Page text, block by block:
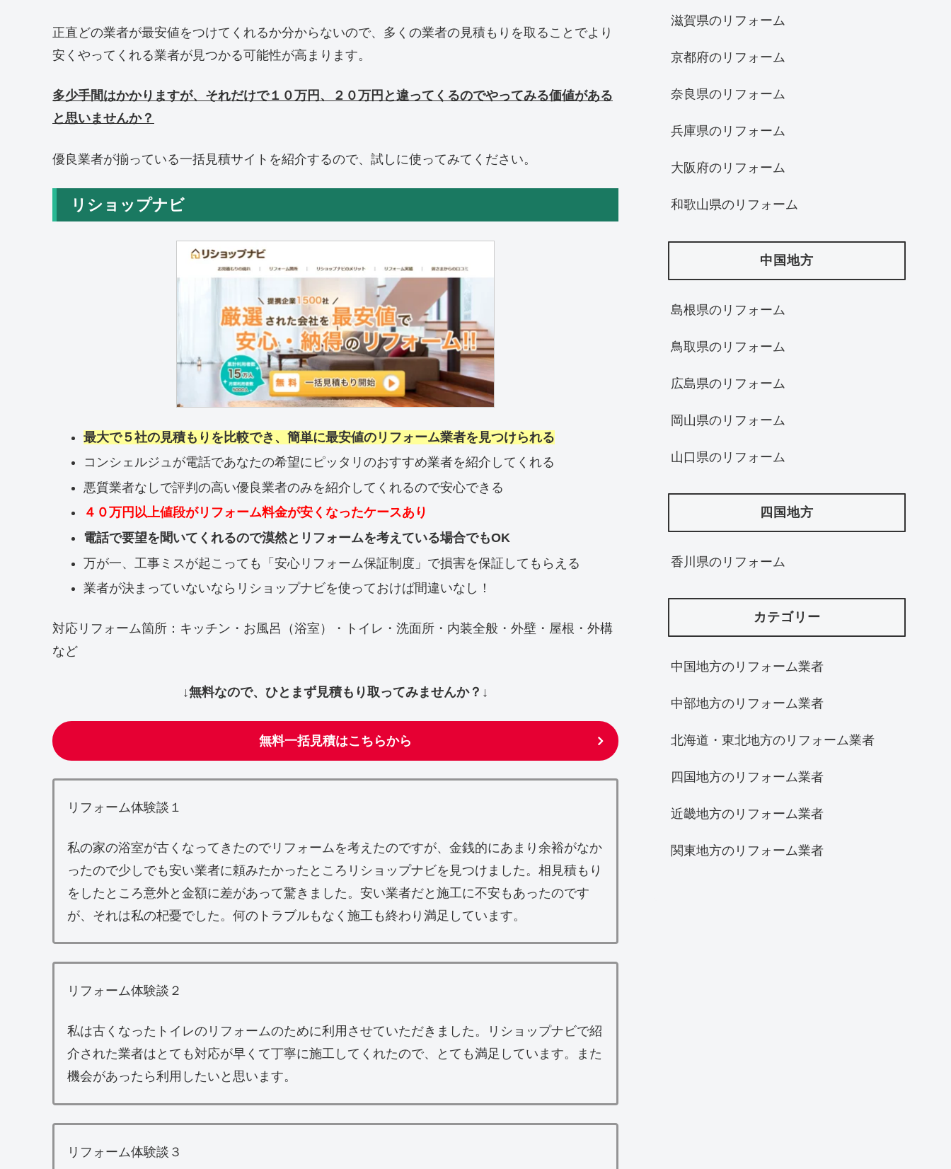
正直どの業者が最安値をつけてくれるか分からないので、多くの業者の見積もりを取ることでより
安くやってくれる業者が見つかる可能性が高まります。
多少手間はかかりますが、それだけで１０万円、２０万円と違ってくるのでやってみる価値がある
と思いませんか？
優良業者が揃っている一括見積サイトを紹介するので、試しに使ってみてください。
リショップナビ
最大で５社の見積もりを比較でき、簡単に最安値のリフォーム業者を見つけられる
コンシェルジュが電話であなたの希望にピッタリのおすすめ業者を紹介してくれる
悪質業者なしで評判の高い優良業者のみを紹介してくれるので安心できる
４０万円以上値段がリフォーム料金が安くなったケースあり
電話で要望を聞いてくれるので漠然とリフォームを考えている場合でもOK
万が一、工事ミスが起こっても「安心リフォーム保証制度」で損害を保証してもらえる
業者が決まっていないならリショップナビを使っておけば間違いなし！
対応リフォーム箇所：キッチン・お風呂（浴室）・トイレ・洗面所・内装全般・外壁・屋根・外構
など
↓無料なので、ひとまず見積もり取ってみませんか？↓
無料一括見積はこちらから
リフォーム体験談１
私の家の浴室が古くなってきたのでリフォームを考えたのですが、金銭的にあまり余裕がなか
ったので少しでも安い業者に頼みたかったところリショップナビを見つけました。相見積もり
をしたところ意外と金額に差があって驚きました。安い業者だと施工に不安もあったのです
が、それは私の杞憂でした。何のトラブルもなく施工も終わり満足しています。
リフォーム体験談２
私は古くなったトイレのリフォームのために利用させていただきました。リショップナビで紹
介された業者はとても対応が早くて丁寧に施工してくれたので、とても満足しています。また
機会があったら利用したいと思います。
リフォーム体験談３
滋賀県のリフォーム
京都府のリフォーム
奈良県のリフォーム
兵庫県のリフォーム
大阪府のリフォーム
和歌山県のリフォーム
中国地方
島根県のリフォーム
鳥取県のリフォーム
広島県のリフォーム
岡山県のリフォーム
山口県のリフォーム
四国地方
香川県のリフォーム
カテゴリー
中国地方のリフォーム業者
中部地方のリフォーム業者
北海道・東北地方のリフォーム業者
四国地方のリフォーム業者
近畿地方のリフォーム業者
関東地方のリフォーム業者